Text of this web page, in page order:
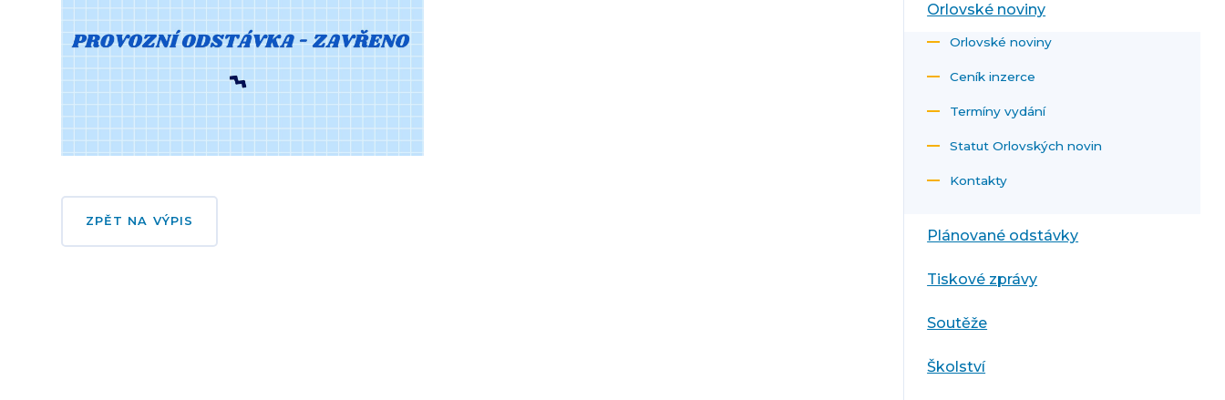
ZPĚT NA VÝPIS
Orlovské noviny
Orlovské noviny
Ceník inzerce
Termíny vydání
Statut Orlovských novin
Kontakty
Plánované odstávky
Tiskové zprávy
Soutěže
Školství